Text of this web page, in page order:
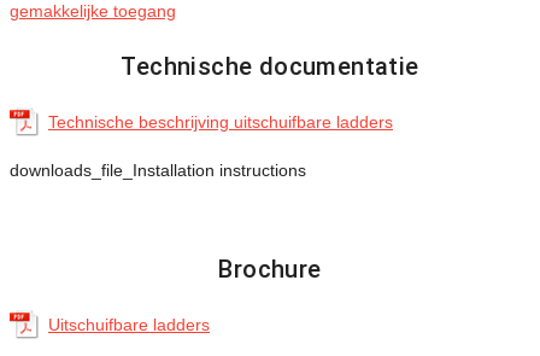
gemakkelijke toegang
Technische documentatie
Technische beschrijving uitschuifbare ladders
downloads_file_Installation instructions
Brochure
Uitschuifbare ladders